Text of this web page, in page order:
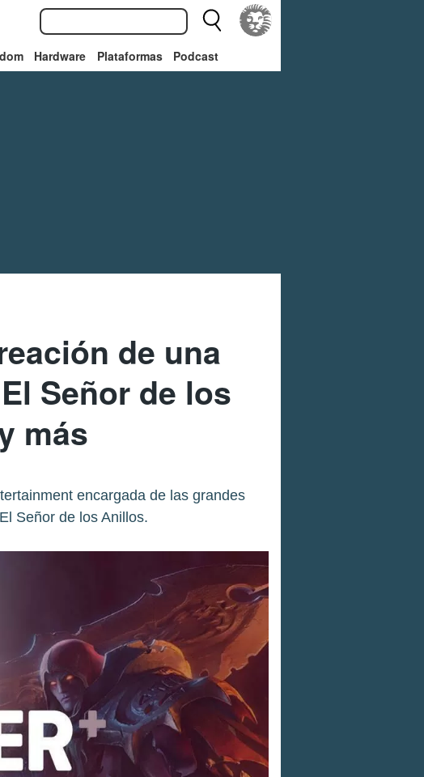
Hardware Plataformas Podcast
de una
Señor de los
más
encargada de las grandes
Señor de los Anillos.